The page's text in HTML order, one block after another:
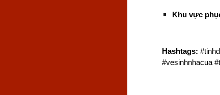
Khu vực
Hashtags:
#vesinhnhacua